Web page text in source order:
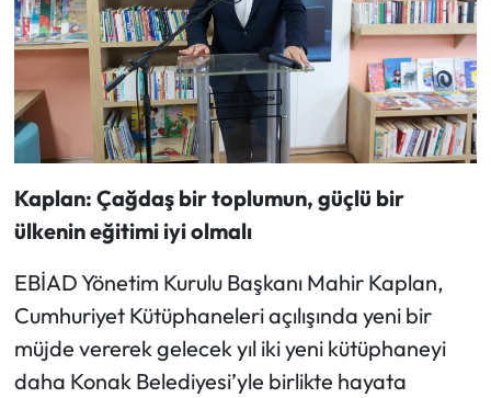
Kaplan: Çağdaş bir toplumun, güçlü bir
ülkenin eğitimi iyi olmalı
EBİAD Yönetim Kurulu Başkanı Mahir Kaplan,
Cumhuriyet Kütüphaneleri açılışında yeni bir
müjde vererek gelecek yıl iki yeni kütüphaneyi
daha Konak Belediyesi’yle birlikte hayata